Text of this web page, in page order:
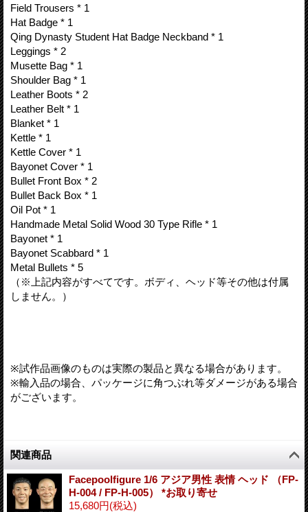
Field Trousers * 1
Hat Badge * 1
Qing Dynasty Student Hat Badge Neckband * 1
Leggings * 2
Musette Bag * 1
Shoulder Bag * 1
Leather Boots * 2
Leather Belt * 1
Blanket * 1
Kettle * 1
Kettle Cover * 1
Bayonet Cover * 1
Bullet Front Box * 2
Bullet Back Box * 1
Oil Pot * 1
Handmade Metal Solid Wood 30 Type Rifle * 1
Bayonet * 1
Bayonet Scabbard * 1
Metal Bullets * 5
（※上記内容がすべてです。ボディ、ヘッド等その他は付属
しません。）
※試作品画像のものは実際の製品と異なる場合があります。
※輸入品の場合、パッケージに角つぶれ等ダメージがある場合
がございます。
関連商品
Facepoolfigure 1/6 アジア男性 表情 ヘッド （FP-
H-004 / FP-H-005） *お取り寄せ
15,680円(税込)